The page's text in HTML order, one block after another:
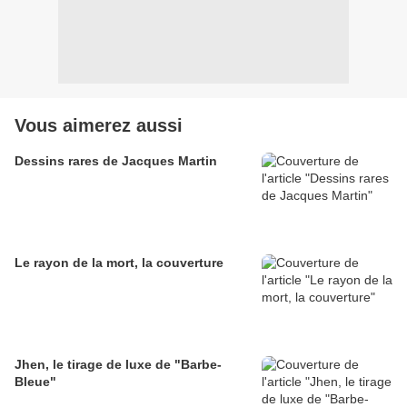
Vous aimerez aussi
Dessins rares de Jacques Martin
Le rayon de la mort, la couverture
Jhen, le tirage de luxe de "Barbe-
Bleue"